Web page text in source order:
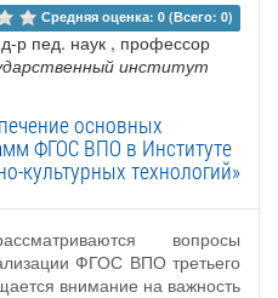
Средняя оценка: 0 (Всего: 0)
р пед. наук , профессор
институт
основных
ФГОС ВПО в Институте
культурных технологий»
вопросы
ФГОС ВПО третьего
внимание на важность